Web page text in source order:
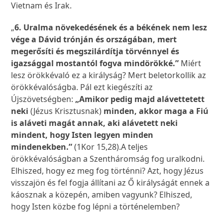
Vietnam és Irak.
„6. Uralma növekedésének és a békének nem lesz
vége a Dávid trónján és országában, mert
megerősíti és megszilárdítja törvénnyel és
igazsággal mostantól fogva mindörökké.” Miért
lesz örökkévaló ez a királyság? Mert beletorkollik az
örökkévalóságba. Pál ezt kiegészíti az
Újszövetségben: „Amikor pedig majd alávettetett
neki(Jézus Krisztusnak) minden, akkor maga a Fiú
is aláveti magát annak, aki alávetett neki
mindent, hogy Isten legyen minden
mindenekben.”(1Kor 15,28).A teljes
örökkévalóságban a Szentháromság fog uralkodni.
Elhiszed, hogy ez meg fog történni? Azt, hogy Jézus
visszajön és fel fogja állítani az Ő királyságát ennek a
káosznak a közepén, amiben vagyunk? Elhiszed,
hogy Isten közbe fog lépni a történelemben?